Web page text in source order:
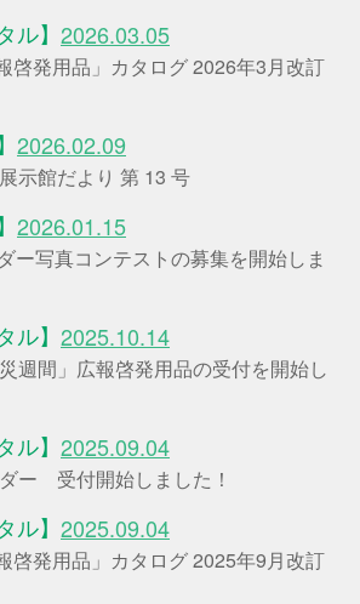
ル】 2026.03.05
啓発用品」カタログ 2026年3月改訂
2026.02.09
示館だより 第 13 号
2026.01.15
ー写真コンテストの募集を開始しま
ル】 2025.10.14
週間」広報啓発用品の受付を開始し
ル】 2025.09.04
ー 受付開始しました！
ル】 2025.09.04
啓発用品」カタログ 2025年9月改訂